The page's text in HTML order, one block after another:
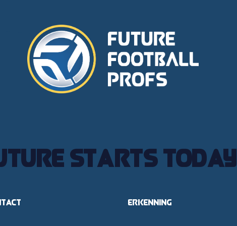
starts today
Erkenning